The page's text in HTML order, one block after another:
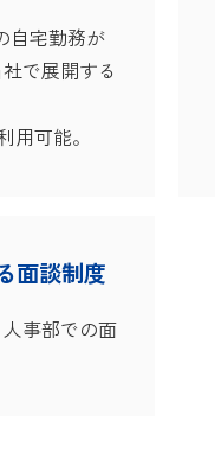
自宅勤務が
で展開する
用可能。
面談制度
事部での面